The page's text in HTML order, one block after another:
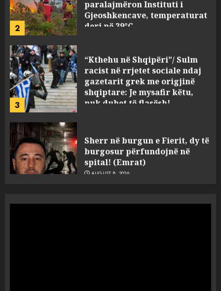
2
deri në 39°C
AUGUST 8, 2026
3
racist në rrjetet sociale ndaj
gazetarit grek me origjinë
shqiptare: Je mysafir këtu,
nuk duhet të flasësh!
AUGUST 8, 2026
4
burgosur përfundojnë në
spital! (Emrat)
AUGUST 8, 2026